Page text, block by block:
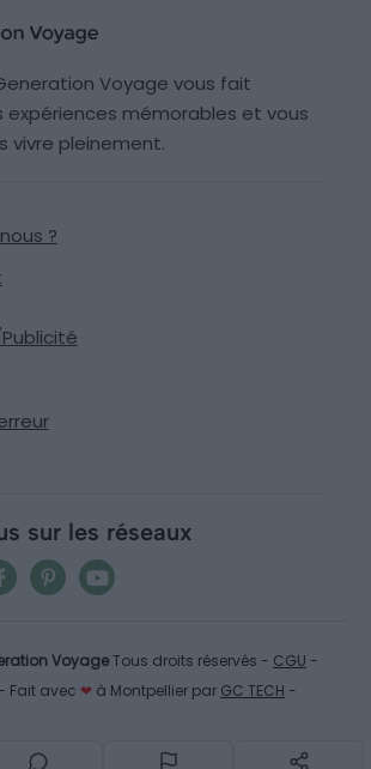
Voyage vous fait
expériences mémorables et vous
vivre pleinement.
?
sur les réseaux
VoyageTous droits réservés - CGU -
- Fait avec ❤ à Montpellier par GC TECH -